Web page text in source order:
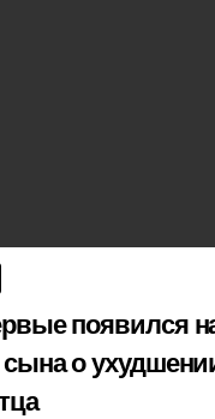
появился
о